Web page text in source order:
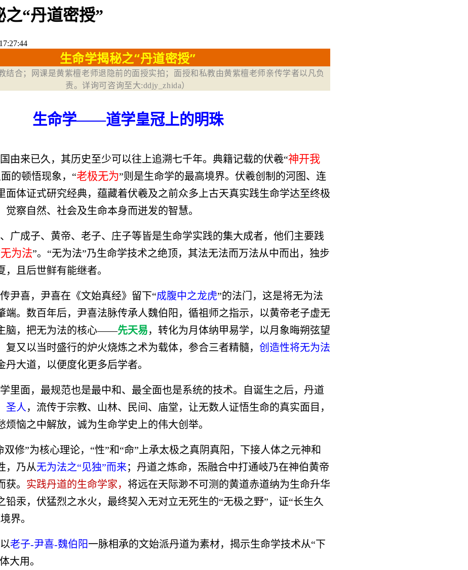
之“丹道密授”
生命学揭秘之“丹道密授”
结合；网课是黄紫檀老师退隐前的面授实拍；面授和私教由黄紫檀老师亲传学者以凡负
责。详询可咨询至大:ddjy_zhida）
生命学——道学皇冠上的明珠
由来已久，其历史至少可以往上追溯七千年。典籍记载的伏羲“神开我
的顿悟现象，“老极无为”则是生命学的最高境界。伏羲创制的河图、连
面体证式研究经典，蕴藏着伏羲及之前众多上古天真实践生命学达至终极
觉察自然、社会及生命本身而迸发的智慧。
广成子、黄帝、老子、庄子等皆是生命学实践的集大成者，他们主要践
无为法”。“无为法”乃生命学技术之绝顶，其法无法而万法从中而出，独步
，且后世鲜有能继者。
尹喜，尹喜在《文始真经》留下“成腹中之龙虎”的法门，这是将无为法
端。数百年后，尹喜法脉传承人魏伯阳，循祖师之指示，以黄帝老子虚无
脑，把无为法的核心——先天易，转化为月体纳甲易学，以月象晦朔弦望
复又以当时盛行的炉火烧炼之术为载体，参合三者精髓， 创造性将无为法
丹大道，以便度化更多后学者。
里面，最规范也是最中和、最全面也是系统的技术。自诞生之后，丹道
圣人 ，流传于宗教、山林、民间、庙堂，让无数人证悟生命的真实面目，
烦恼之中解放，诚为生命学史上的伟大创举。
双修”为核心理论，“性”和“命”上承太极之真阴真阳，下接人体之元神和
，乃从无为法之“见独”而来；丹道之炼命，炁融合中打通岐乃在神伯黄帝
。 实践丹道的生命学家， 将远在天际渺不可测的黄道赤道纳为生命升华
铅汞，伏猛烈之水火，最终契入无对立无死生的“无极之野”，证“长生久
界。
老子-尹喜-魏伯阳一脉相承的文始派丹道为素材，揭示生命学技术从“下
大用。